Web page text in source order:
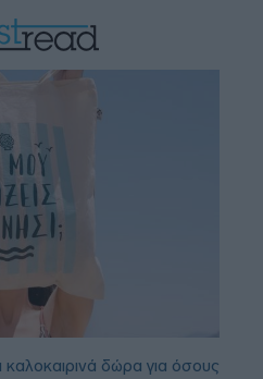
δώρα για όσους